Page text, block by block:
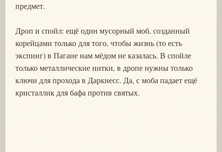
предмет.
Дроп и спойл: ещё один мусорный моб, созданный
корейцами только для того, чтобы жизнь (то есть
экспинг) в Пагане нам мёдом не казалась. В спойле
только металлические нитки, в дропе нужны только
ключи для прохода в Даркнесс. Да, с моба падает ещё
кристаллик для бафа против святых.